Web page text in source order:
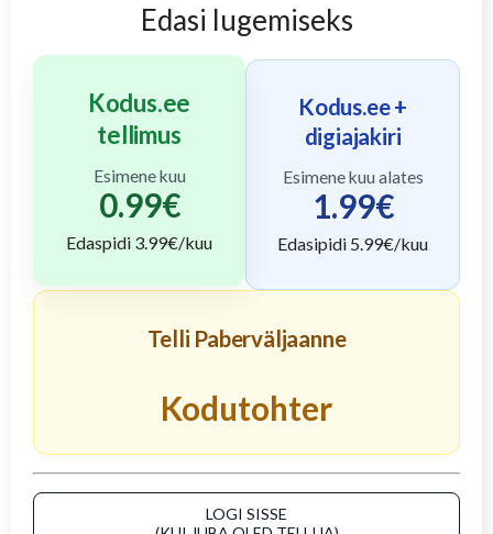
Edasi lugemiseks
Kodus.ee
tellimus
Esimene kuu
0.99€
Edaspidi 3.99€/kuu
Kodus.ee +
digiajakiri
Esimene kuu alates
1.99€
Edasipidi 5.99€/kuu
Telli Paberväljaanne
Kodutohter
LOGI SISSE